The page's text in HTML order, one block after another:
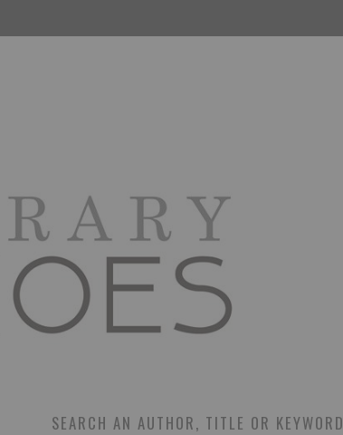
SEARCH AN AUTHOR, TITLE OR KEYWORD